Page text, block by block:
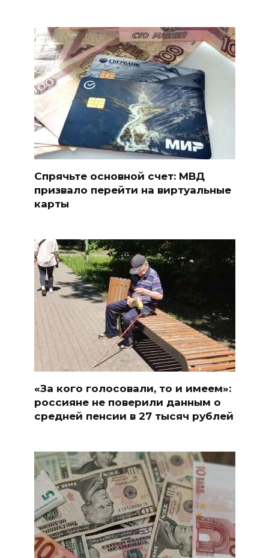
Спрячьте основной счет: МВД
призвало перейти на виртуальные
карты
«За кого голосовали, то и имеем»:
россияне не поверили данным о
средней пенсии в 27 тысяч рублей